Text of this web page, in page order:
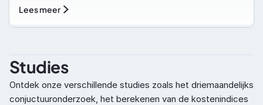
Lees meer
Studies
Ontdek onze verschillende studies zoals het driemaandelijks
conjuctuuronderzoek, het berekenen van de kostenindices